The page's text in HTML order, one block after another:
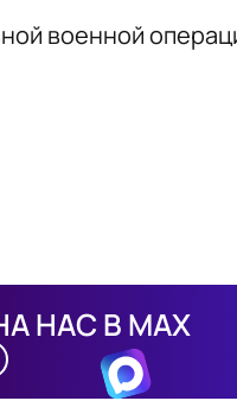
военной
НАС В MAX